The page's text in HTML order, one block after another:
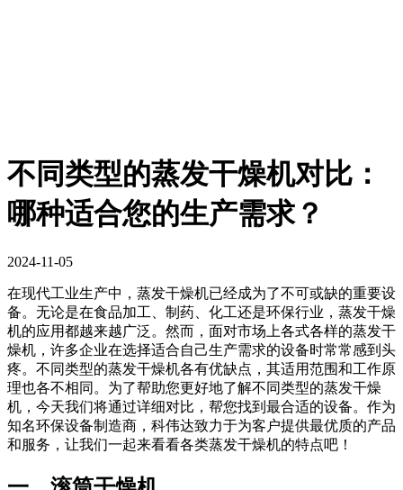
不同类型的蒸发干燥机对比：
哪种适合您的生产需求？
2024-11-05
在现代工业生产中，蒸发干燥机已经成为了不可或缺的重要设
备。无论是在食品加工、制药、化工还是环保行业，蒸发干燥
机的应用都越来越广泛。然而，面对市场上各式各样的蒸发干
燥机，许多企业在选择适合自己生产需求的设备时常常感到头
疼。不同类型的蒸发干燥机各有优缺点，其适用范围和工作原
理也各不相同。为了帮助您更好地了解不同类型的蒸发干燥
机，今天我们将通过详细对比，帮您找到最合适的设备。作为
知名环保设备制造商，科伟达致力于为客户提供最优质的产品
和服务，让我们一起来看看各类蒸发干燥机的特点吧！